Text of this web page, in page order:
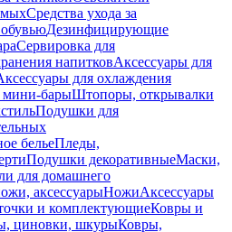
Средства ухода за
обувьюДезинфицирующие
Сервировка для
напитковАксессуары для
для охлаждения
мини-барыШтопоры, открывалки
Подушки для
бельеПледы,
Подушки декоративныеМаски,
для домашнего
аксессуарыНожиАксессуары
и комплектующиеКовры и
циновки, шкурыКовры,